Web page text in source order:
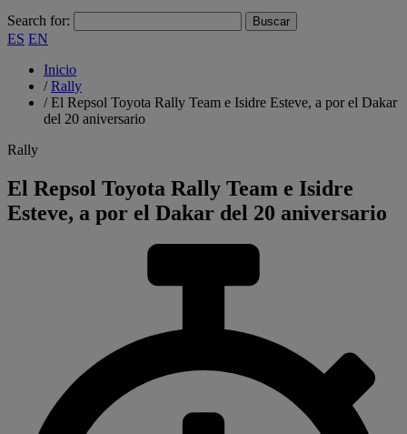
Search for:
ES EN
Inicio
/Rally
/El Repsol Toyota Rally Team e Isidre Esteve, a por el Dakar
del 20 aniversario
Rally
El Repsol Toyota Rally Team e Isidre
Esteve, a por el Dakar del 20 aniversario